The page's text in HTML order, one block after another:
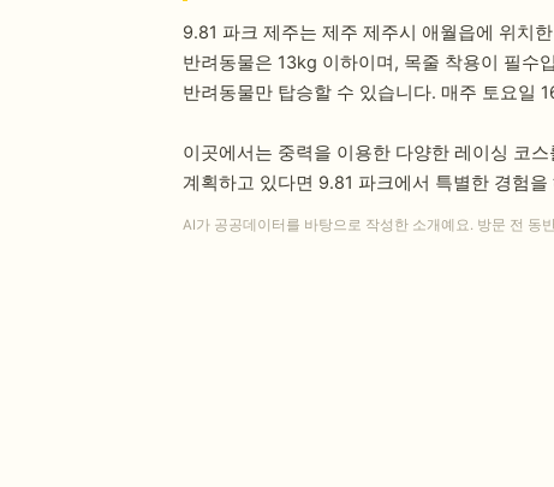
9.81 파크 제주는 제주 제주시 애월읍에 위치
반려동물은 13kg 이하이며, 목줄 착용이 필수
반려동물만 탑승할 수 있습니다. 매주 토요일
이곳에서는 중력을 이용한 다양한 레이싱 코
계획하고 있다면 9.81 파크에서 특별한 경험
AI가 공공데이터를 바탕으로 작성한 소개예요. 방문 전 동